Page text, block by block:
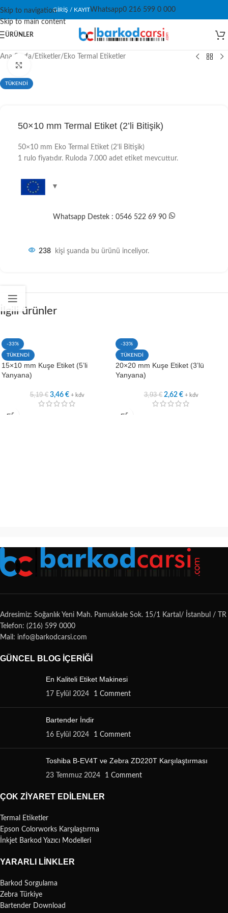
Skip to navigation
Skip to main content
GIRIŞ / KAYITWhatsapp0 216 599 0 000
ÜRÜNLER
Ana Sayfa/ Etiketler/ Eko Termal Etiketler
TÜKENDİ
50×10 mm Termal Etiket (2’li Bitişik)
50×10 mm Eko Termal Etiket (2’li Bitişik)
1 rulo fiyatıdır. Ruloda 7.000 adet etiket mevcuttur.
Whatsapp Destek : 0546 522 69 90
238 kişi şuanda bu ürünü inceliyor.
İlgili ürünler
-33%
TÜKENDİ
15×10 mm Kuşe Etiket (5’li
Yanyana)
5,19€ 3,46 € + kdv
-33%
TÜKENDİ
20×20 mm Kuşe Etiket (3’lü
Yanyana)
3,93€ 2,62 € + kdv
Adresimiz: Soğanlık Yeni Mah. Pamukkale Sok. 15/1 Kartal/ İstanbul / TR
Telefon: (216) 599 0000
Mail: info@barkodcarsi.com
GÜNCEL BLOG İÇERIĞI
En Kaliteli Etiket Makinesi
17 Eylül 2024 1 Comment
Bartender İndir
16 Eylül 2024 1 Comment
Toshiba B-EV4T ve Zebra ZD220T Karşılaştırması
23 Temmuz 2024 1 Comment
ÇOK ZIYARET EDILENLER
Termal Etiketler
Epson Colorworks Karşılaştırma
İnkjet Barkod Yazıcı Modelleri
YARARLI LINKLER
Barkod Sorgulama
Zebra Türkiye
Bartender Download